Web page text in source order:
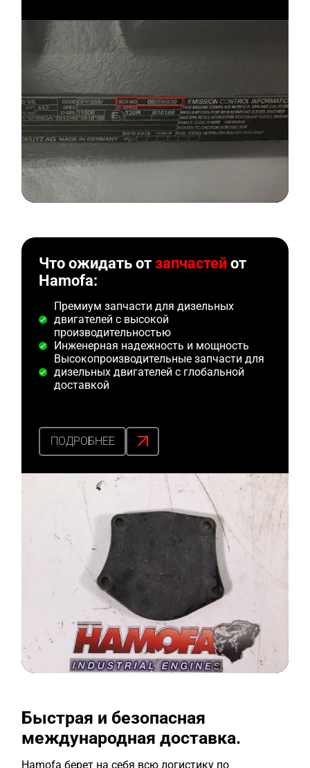
Что ожидать отзапчастей от
Hamofa:
Премиум запчасти для дизельных
двигателей с высокой
производительностью
Инженерная надежность и мощность
Высокопроизводительные запчасти для
дизельных двигателей с глобальной
доставкой
ПОДРОБНЕЕ
Быстрая и безопасная
международная доставка.
Hamofa берет на себя всю логистику по